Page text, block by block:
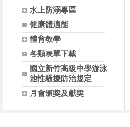
水上防溺專區
健康體適能
體育教學
各類表單下載
國立新竹高級中學游泳
池性騷擾防治規定
月會頒獎及獻獎